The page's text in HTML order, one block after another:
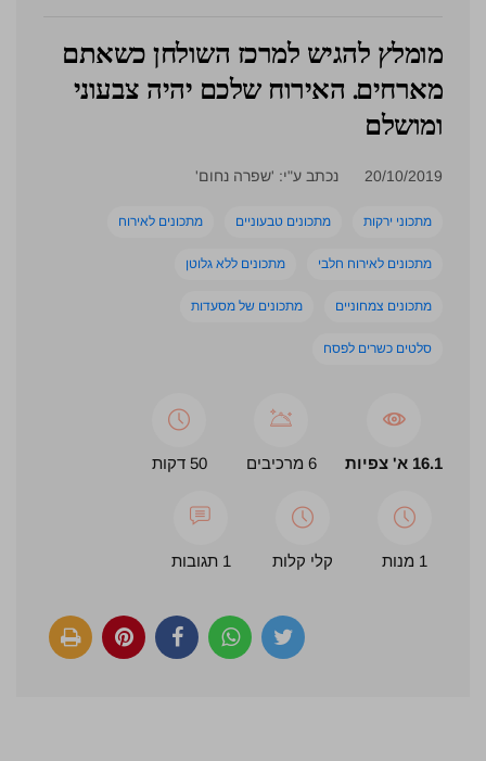
מומלץ להגיש למרכז השולחן כשאתם
מארחים. האירוח שלכם יהיה צבעוני
ומושלם
20/10/2019 נכתב ע"י: 'שפרה נחום'
מתכוני ירקות מתכונים טבעוניים מתכונים לאירוח
מתכונים לאירוח חלבי מתכונים ללא גלוטן
מתכונים צמחוניים מתכונים של מסעדות
סלטים כשרים לפסח
16.1 א' צפיות 6 מרכיבים 50 דקות
1 מנות קלי קלות 1 תגובות